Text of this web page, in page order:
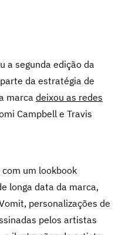
a segunda edição da
da estratégia de
marca deixou as redes
Campbell e Travis
um lookbook
longa data da marca,
personalizações de
pelos artistas